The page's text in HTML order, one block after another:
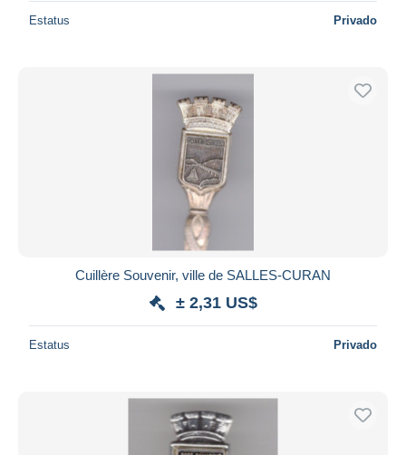
Estatus Privado
Cuillère Souvenir, ville de SALLES-CURAN
± 2,31 US$
Estatus Privado